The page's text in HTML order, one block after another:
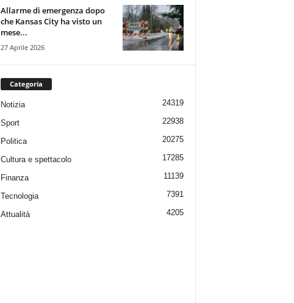
Allarme di emergenza dopo
che Kansas City ha visto un
mese...
27 Aprile 2026
Categoria
Notizia 24319
Sport 22938
Politica 20275
Cultura e spettacolo 17285
Finanza 11139
Tecnologia 7391
Attualità 4205